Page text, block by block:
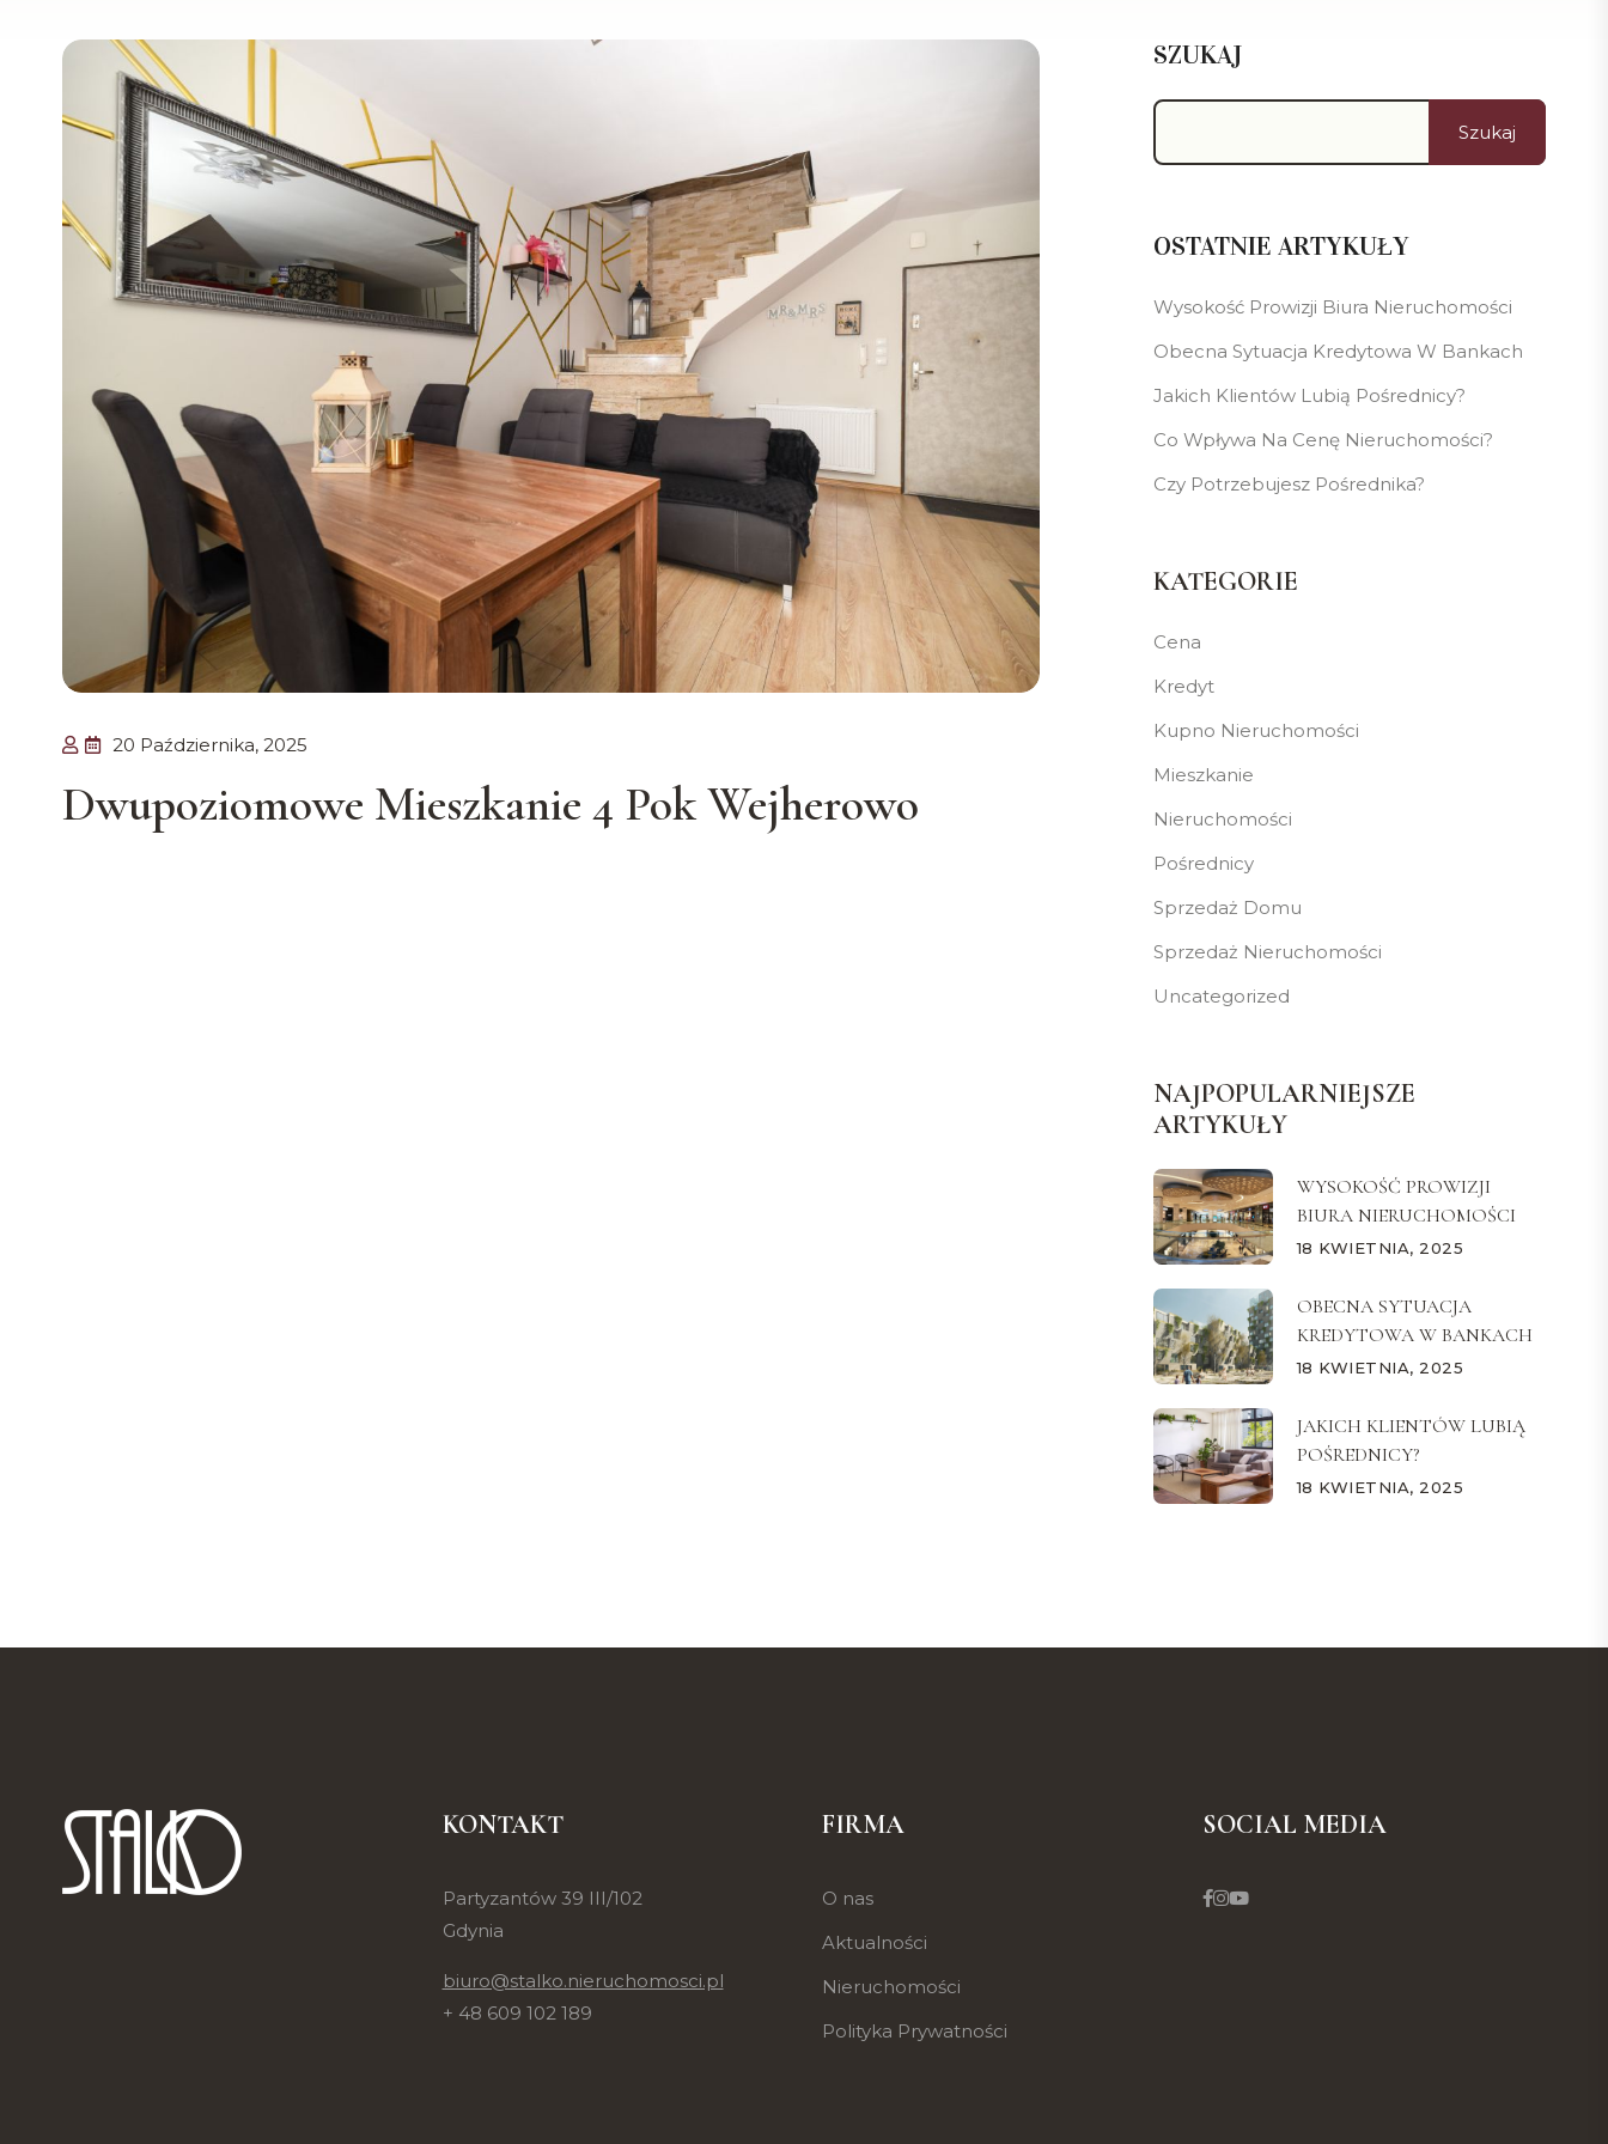
20 Października, 2025
Dwupoziomowe Mieszkanie 4 Pok Wejherowo
SZUKAJ
Szukaj
OSTATNIE ARTYKUŁY
Wysokość Prowizji Biura Nieruchomości
Obecna Sytuacja Kredytowa W Bankach
Jakich Klientów Lubią Pośrednicy?
Co Wpływa Na Cenę Nieruchomości?
Czy Potrzebujesz Pośrednika?
KATEGORIE
Cena
Kredyt
Kupno Nieruchomości
Mieszkanie
Nieruchomości
Pośrednicy
Sprzedaż Domu
Sprzedaż Nieruchomości
Uncategorized
NAJPOPULARNIEJSZE
ARTYKUŁY
WYSOKOŚĆ PROWIZJI
BIURA NIERUCHOMOŚCI
18 KWIETNIA, 2025
OBECNA SYTUACJA
KREDYTOWA W BANKACH
18 KWIETNIA, 2025
JAKICH KLIENTÓW LUBIĄ
POŚREDNICY?
18 KWIETNIA, 2025
KONTAKT
Partyzantów 39 III/102
Gdynia
biuro@stalko.nieruchomosci.pl
+ 48 609 102 189
FIRMA
O nas
Aktualności
Nieruchomości
Polityka Prywatności
SOCIAL MEDIA